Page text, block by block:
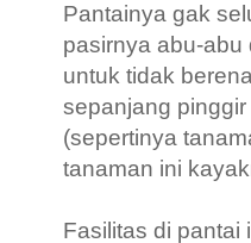
Pantainya gak
pasirnya abu-
untuk tidak
sepanjang
(sepertinya
tanaman ini
Fasilitas di pantai